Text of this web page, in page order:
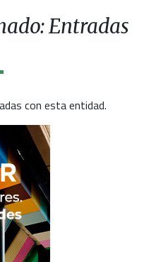
Entradas
con esta entidad.